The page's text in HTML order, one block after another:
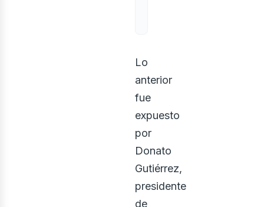
Lo
anterior
fue
expuesto
por
Donato
Gutiérrez,
presidente
de